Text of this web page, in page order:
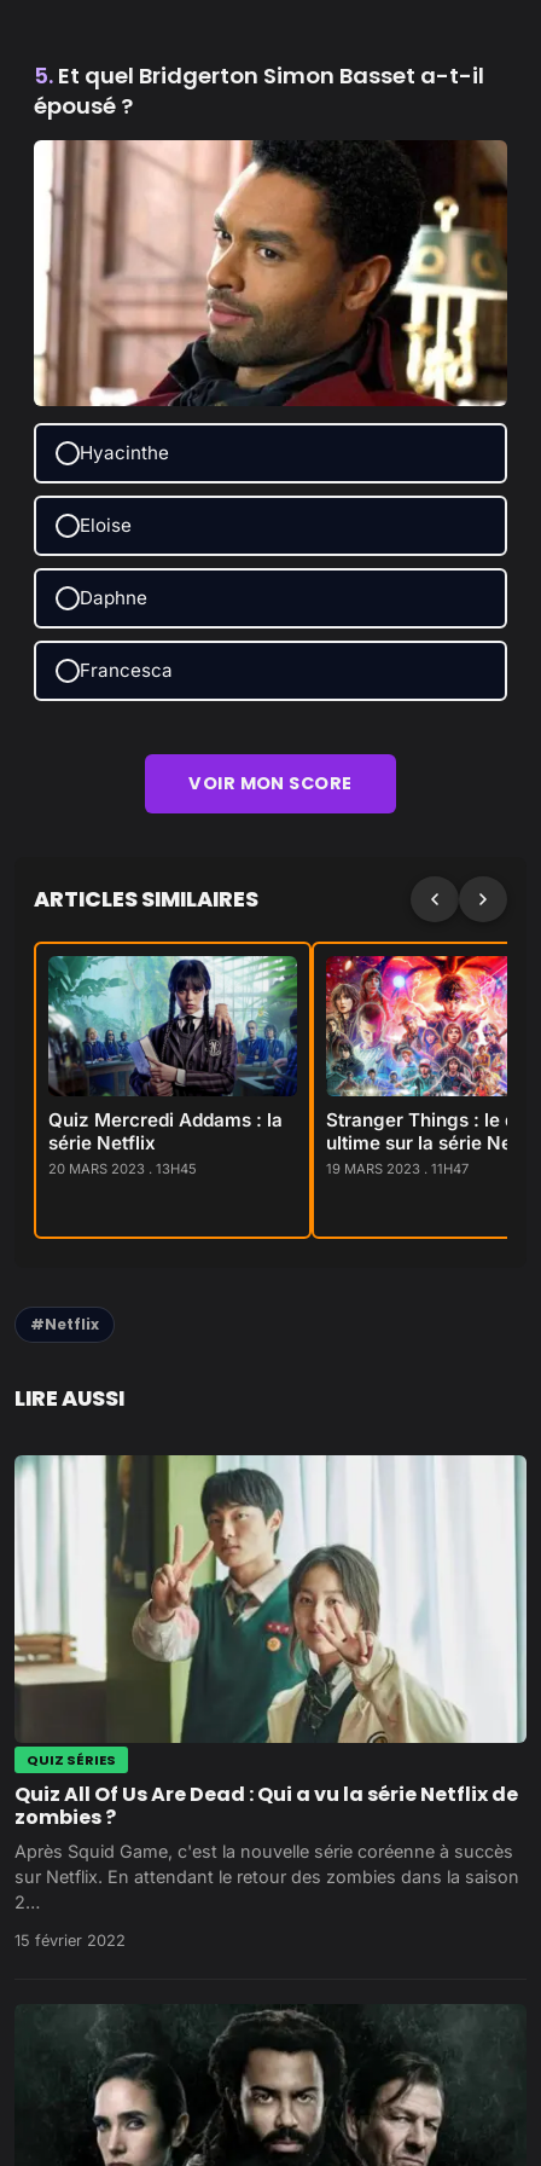
5. Et quel Bridgerton Simon Basset a-t-il
épousé ?
Hyacinthe
Eloise
Daphne
Francesca
VOIR MON SCORE
ARTICLES SIMILAIRES
Quiz Mercredi Addams : la
série Netflix
20 MARS 2023 . 13H45
Stranger Things : le quiz
ultime sur la série
19 MARS 2023 . 11H47
#Netflix
LIRE AUSSI
QUIZ SÉRIES
Quiz All Of Us Are Dead : Qui a vu la série Netflix de
zombies ?
Après Squid Game, c'est la nouvelle série coréenne à succès
sur Netflix. En attendant le retour des zombies dans la saison
2…
15 février 2022